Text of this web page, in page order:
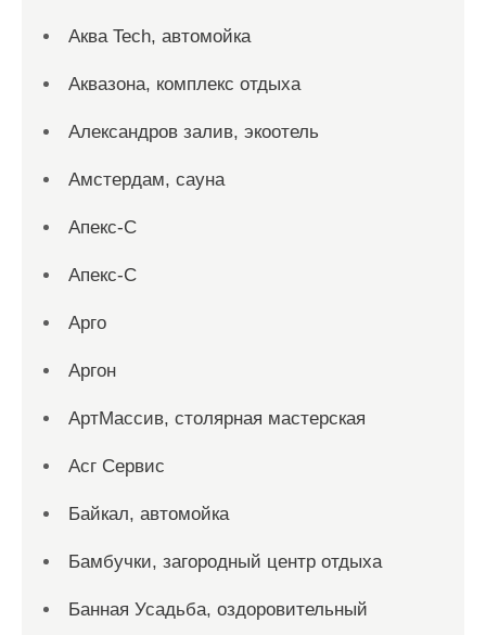
Аква Tech, автомойка
Аквазона, комплекс отдыха
Александров залив, экоотель
Амстердам, сауна
Апекс-С
Апекс-С
Арго
Аргон
АртМассив, столярная мастерская
Асг Сервис
Байкал, автомойка
Бамбучки, загородный центр отдыха
Банная Усадьба, оздоровительный